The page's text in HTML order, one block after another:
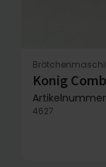
Konig
Artikelnummer
4627